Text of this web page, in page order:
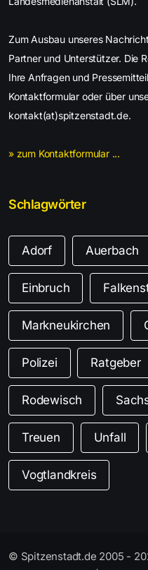
Zum Ausbau unseres
Partner und Unterstützer. Die
Ihre Anfragen und
Kontaktformular oder über
kontakt(at)spitzenstadt.de.
» zum Kontaktformular ...
Schlagwörter
Adorf Auerbach
Einbruch
Markneukirchen
Polizei Ratgeber
Rodewisch
Treuen Unfall
Vogtlandkreis
© Spitzenstadt.de 2005 -